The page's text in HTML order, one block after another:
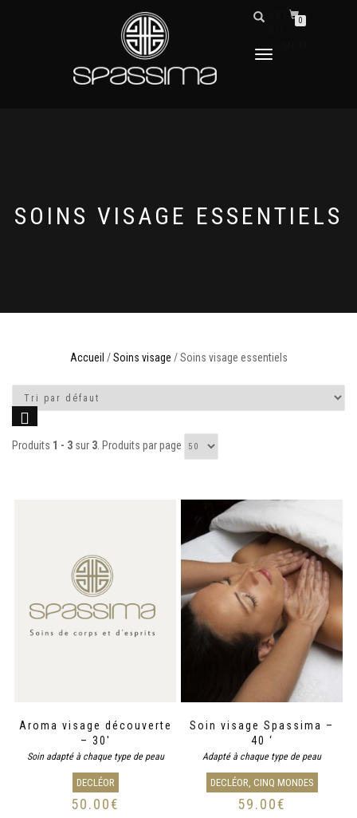
DÉPLIER
DÉTAILS
0
SOINS VISAGE ESSENTIELS
Accueil /Soins visage / Soins visage essentiels
Produits 1 - 3 sur 3. Produits par page
Aroma visage découverte
– 30′
Soin adapté à chaque type de peau
DECLÉOR
50.00€
Soin visage Spassima –
40 ‘
Adapté à chaque type de peau
DECLÉOR, CINQ MONDES
59.00€